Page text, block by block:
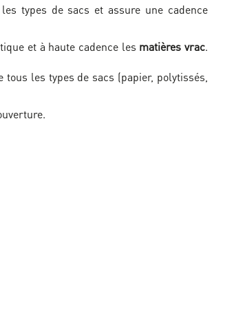
types de sacs et assure une cadence
et à haute cadence les matières vrac.
les types de sacs (papier, polytissés,